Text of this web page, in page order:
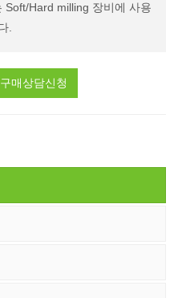
Soft/Hard milling 장비에 사용
.
구매상담신청